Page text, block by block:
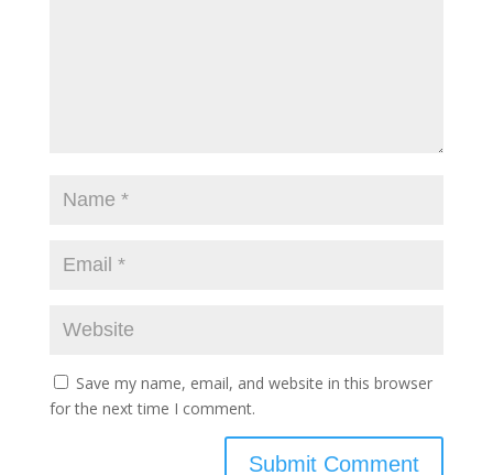
Save my name, email, and website in this browser
for the next time I comment.